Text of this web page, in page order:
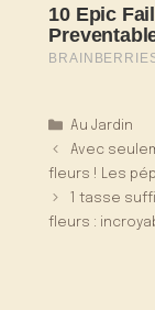
Catégories
Au Jardin
Avec
fleurs ! Les
1 tasse
fleurs :